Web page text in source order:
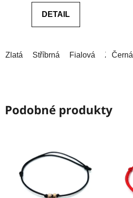
z
DETAIL
Zlatá Stříbrná Fialová Zelená
Černá
Podobné produkty